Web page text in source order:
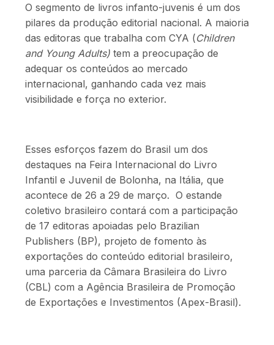
O segmento de livros infanto-juvenis é um dos
pilares da produção editorial nacional. A maioria
das editoras que trabalha com CYA (Children
and Young Adults) tem a preocupação de
adequar os conteúdos ao mercado
internacional, ganhando cada vez mais
visibilidade e força no exterior.
Esses esforços fazem do Brasil um dos
destaques na Feira Internacional do Livro
Infantil e Juvenil de Bolonha, na Itália, que
acontece de 26 a 29 de março. O estande
coletivo brasileiro contará com a participação
de 17 editoras apoiadas pelo Brazilian
Publishers (BP), projeto de fomento às
exportações do conteúdo editorial brasileiro,
uma parceria da Câmara Brasileira do Livro
(CBL) com a Agência Brasileira de Promoção
de Exportações e Investimentos (Apex-Brasil).